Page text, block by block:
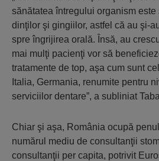
sănătatea întregului organism este
dinţilor şi gingiilor, astfel că au şi-
spre îngrijirea orală. Însă, au
mai mulţi pacienţi vor să
tratamente de top, aşa cum sunt
Italia, Germania, renumite pentru
serviciilor dentare”, a subliniat
Chiar şi aşa, România ocupă
numărul mediu de consultanţii
consultanţii per capita, potrivit